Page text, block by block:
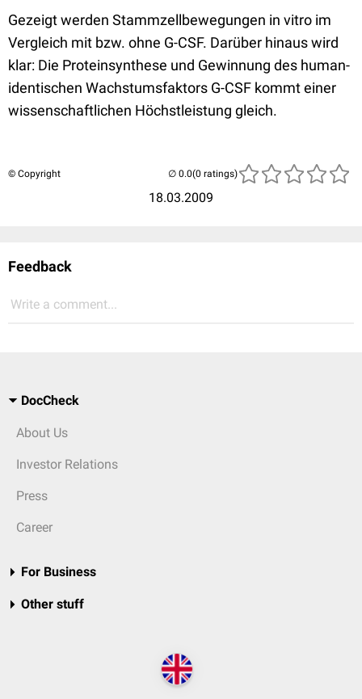
Gezeigt werden Stammzellbewegungen in vitro im
Vergleich mit bzw. ohne G-CSF. Darüber hinaus wird
klar: Die Proteinsynthese und Gewinnung des human-
identischen Wachstumsfaktors G-CSF kommt einer
wissenschaftlichen Höchstleistung gleich.
© Copyright
18.03.2009
(0 ratings)
Feedback
Write a comment...
DocCheck
About Us
Investor Relations
Press
Career
For Business
Other stuff